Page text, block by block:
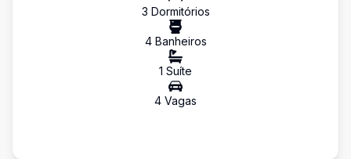
3 Dormitórios
4Banheiros
1 Suíte
4 Vagas